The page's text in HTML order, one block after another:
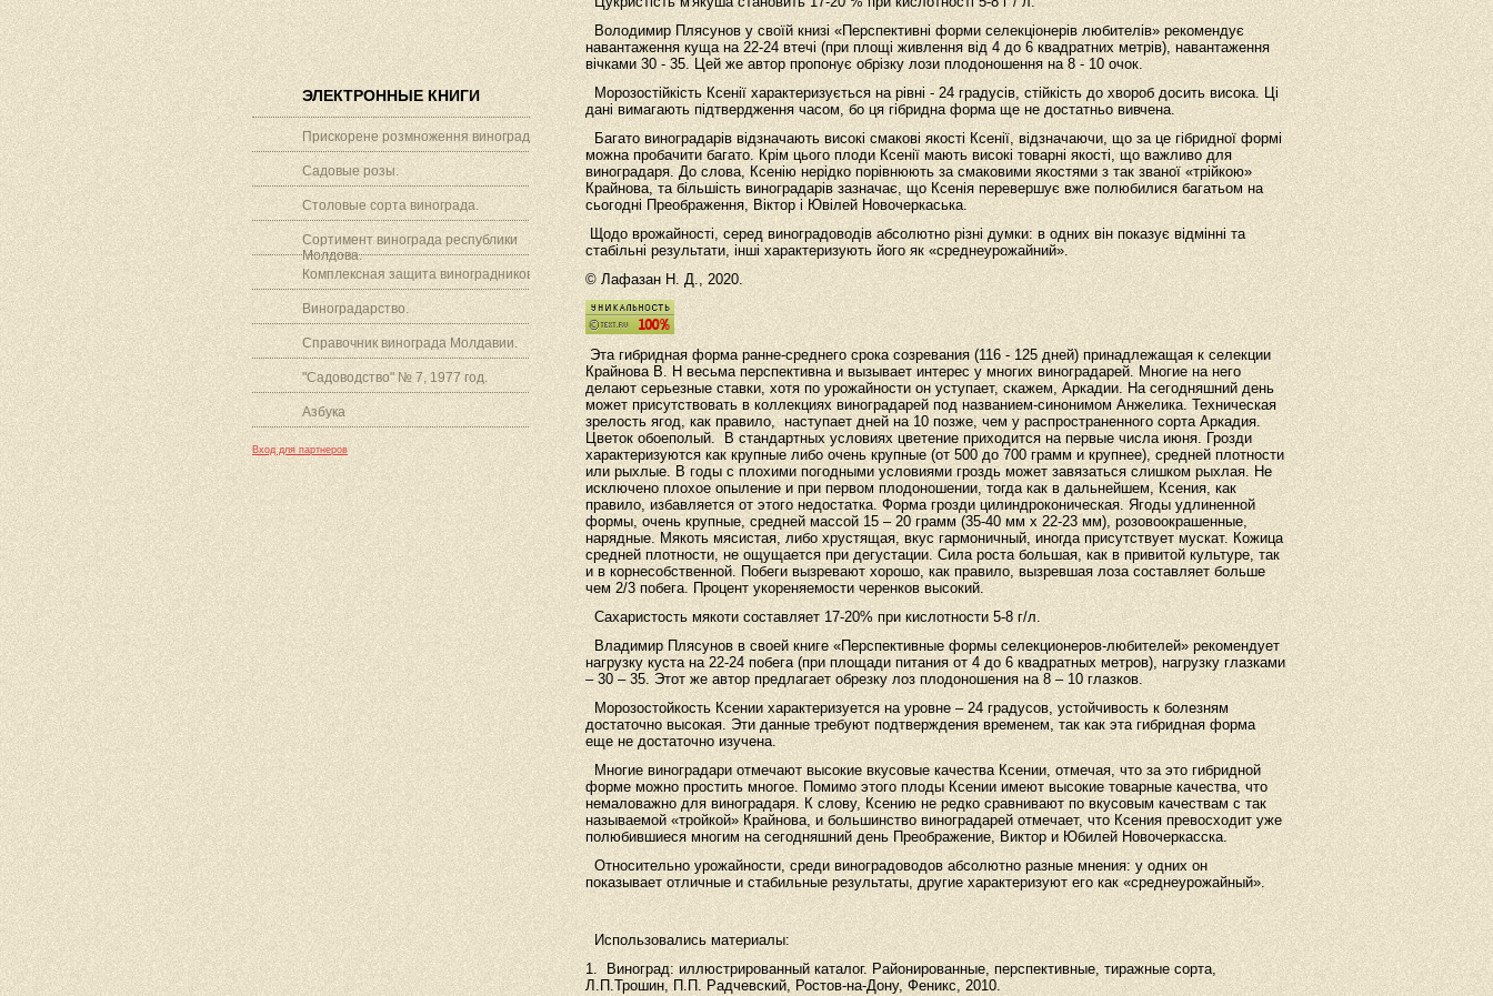
ЭЛЕКТРОННЫЕ КНИГИ
Прискорене розмноження винограду.
Садовые розы.
Столовые сорта винограда.
Сортимент винограда республики
Молдова.
Комплексная защита виноградников.
Виноградарство.
Справочник винограда Молдавии.
"Садоводство" № 7, 1977 год.
Азбука
Вход для партнеров
Володимир Плясунов у своїй книзі «Перспективні форми селекціонерів любителів» рекомендує
навантаження куща на 22-24 втечі (при площі живлення від 4 до 6 квадратних метрів), навантаження
вічками 30 - 35. Цей же автор пропонує обрізку лози плодоношення на 8 - 10 очок.
Морозостійкість Ксенії характеризується на рівні - 24 градусів, стійкість до хвороб досить висока. Ці
дані вимагають підтвердження часом, бо ця гібридна форма ще не достатньо вивчена.
Багато виноградарів відзначають високі смакові якості Ксенії, відзначаючи, що за це гібридної формі
можна пробачити багато. Крім цього плоди Ксенії мають високі товарні якості, що важливо для
виноградаря. До слова, Ксенію нерідко порівнюють за смаковими якостями з так званої «трійкою»
Крайнова, та більшість виноградарів зазначає, що Ксенія перевершує вже полюбилися багатьом на
сьогодні Преображення, Віктор і Ювілей Новочеркаська.
Щодо врожайності, серед виноградоводів абсолютно різні думки: в одних він показує відмінні та
стабільні результати, інші характеризують його як «среднеурожайний».
© Лафазан Н. Д., 2020.
Эта гибридная форма ранне-среднего срока созревания (116 - 125 дней) принадлежащая к селекции
Крайнова В. Н весьма перспективна и вызывает интерес у многих виноградарей. Многие на него
делают серьезные ставки, хотя по урожайности он уступает, скажем, Аркадии. На сегодняшний день
может присутствовать в коллекциях виноградарей под названием-синонимом Анжелика. Техническая
зрелость ягод, как правило, наступает дней на 10 позже, чем у распространенного сорта Аркадия.
Цветок обоеполый. В стандартных условиях цветение приходится на первые числа июня. Грозди
характеризуются как крупные либо очень крупные (от 500 до 700 грамм и крупнее), средней плотности
или рыхлые. В годы с плохими погодными условиями гроздь может завязаться слишком рыхлая. Не
исключено плохое опыление и при первом плодоношении, тогда как в дальнейшем, Ксения, как
правило, избавляется от этого недостатка. Форма грозди цилиндроконическая. Ягоды удлиненной
формы, очень крупные, средней массой 15 – 20 грамм (35-40 мм х 22-23 мм), розовоокрашенные,
нарядные. Мякоть мясистая, либо хрустящая, вкус гармоничный, иногда присутствует мускат. Кожица
средней плотности, не ощущается при дегустации. Сила роста большая, как в привитой культуре, так
и в корнесобственной. Побеги вызревают хорошо, как правило, вызревшая лоза составляет больше
чем 2/3 побега. Процент укореняемости черенков высокий.
Сахаристость мякоти составляет 17-20% при кислотности 5-8 г/л.
Владимир Плясунов в своей книге «Перспективные формы селекционеров-любителей» рекомендует
нагрузку куста на 22-24 побега (при площади питания от 4 до 6 квадратных метров), нагрузку глазками
– 30 – 35. Этот же автор предлагает обрезку лоз плодоношения на 8 – 10 глазков.
Морозостойкость Ксении характеризуется на уровне – 24 градусов, устойчивость к болезням
достаточно высокая. Эти данные требуют подтверждения временем, так как эта гибридная форма
еще не достаточно изучена.
Многие виноградари отмечают высокие вкусовые качества Ксении, отмечая, что за это гибридной
форме можно простить многое. Помимо этого плоды Ксении имеют высокие товарные качества, что
немаловажно для виноградаря. К слову, Ксению не редко сравнивают по вкусовым качествам с так
называемой «тройкой» Крайнова, и большинство виноградарей отмечает, что Ксения превосходит уже
полюбившиеся многим на сегодняшний день Преображение, Виктор и Юбилей Новочеркасска.
Относительно урожайности, среди виноградоводов абсолютно разные мнения: у одних он
показывает отличные и стабильные результаты, другие характеризуют его как «среднеурожайный».
Использовались материалы:
1. Виноград: иллюстрированный каталог. Районированные, перспективные, тиражные сорта,
Л.П.Трошин, П.П. Радчевский, Ростов-на-Дону, Феникс, 2010.